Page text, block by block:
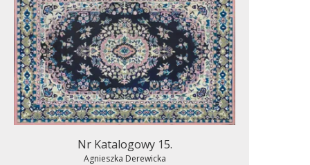
Nr Katalogowy 15.
Agnieszka Derewicka